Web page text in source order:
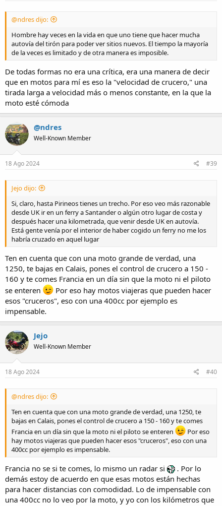
@ndres dijo:
Hombre hay veces en la vida en que uno tiene que hacer mucha
autovía del tirón para poder ver sitios nuevos. El tiempo la mayoría
de la veces es limitado y de otra manera es imposible.
De todas formas no era una crítica, era una manera de decir
que en motos para mí es eso la "velocidad de crucero," una
tirada larga a velocidad más o menos constante, en la que la
moto esté cómoda
@ndres
Well-Known Member
18 Ago 2024 #39
Jejo dijo:
Si, claro, hasta Pirineos tienes un trecho. Por eso veo más razonable
desde UK ir en un ferry a Santander o algún otro lugar de costa y
después hacer una kilometrada, que venir desde UK en autovía.
Está gente venía por el interior de haber cogido un ferry no me los
habría cruzado en aquel lugar
Ten en cuenta que con una moto grande de verdad, una
1250, te bajas en Calais, pones el control de crucero a 150 -
160 y te comes Francia en un día sin que la moto ni el piloto
se enteren
Por eso hay motos viajeras que pueden hacer
esos "cruceros", eso con una 400cc por ejemplo es
impensable.
Jejo
Well-Known Member
18 Ago 2024 #40
@ndres dijo:
Ten en cuenta que con una moto grande de verdad, una 1250, te
bajas en Calais, pones el control de crucero a 150 - 160 y te comes
Francia en un día sin que la moto ni el piloto se enteren
Por eso
hay motos viajeras que pueden hacer esos "cruceros", eso con una
400cc por ejemplo es impensable.
Francia no se si te comes, lo mismo un radar si
. Por lo
demás estoy de acuerdo en que esas motos están hechas
para hacer distancias con comodidad. Lo de impensable con
una 400cc no lo veo por la moto, y yo con los kilómetros que